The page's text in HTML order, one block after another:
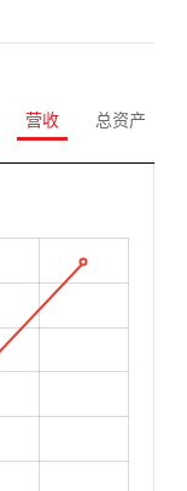
营收 总资产